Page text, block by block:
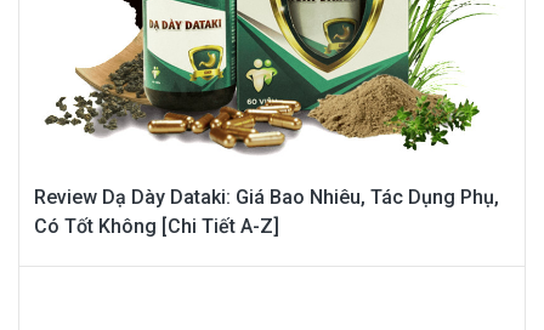
Review Dạ Dày Dataki: Giá Bao Nhiêu, Tác Dụng Phụ,
Có Tốt Không [Chi Tiết A-Z]